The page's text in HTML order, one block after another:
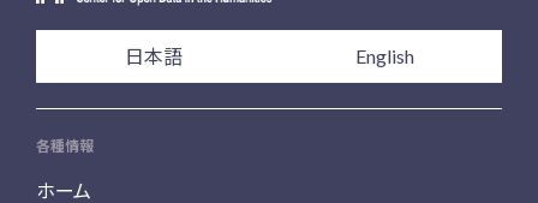
日本語 English
各種情報
ホーム